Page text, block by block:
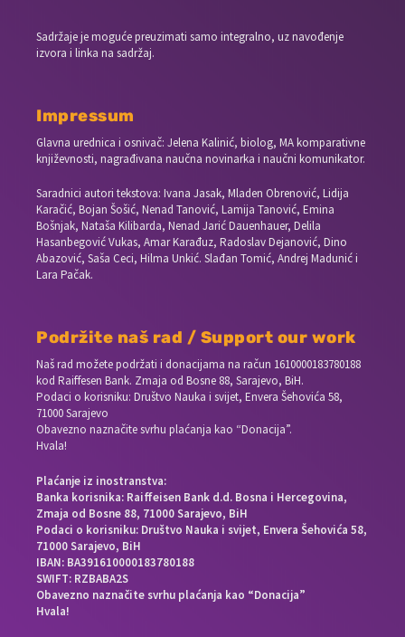
Sadržaje je moguće preuzimati samo integralno, uz navođenje
izvora i linka na sadržaj.
Impressum
Glavna urednica i osnivač: Jelena Kalinić, biolog, MA komparativne
književnosti, nagrađivana naučna novinarka i naučni komunikator.
Saradnici autori tekstova: Ivana Jasak, Mladen Obrenović, Lidija
Karačić, Bojan Šošić, Nenad Tanović, Lamija Tanović, Emina
Bošnjak, Nataša Kilibarda, Nenad Jarić Dauenhauer, Delila
Hasanbegović Vukas, Amar Karađuz, Radoslav Dejanović, Dino
Abazović, Saša Ceci, Hilma Unkić. Slađan Tomić, Andrej Madunić i
Lara Pačak.
Podržite naš rad / Support our work
Naš rad možete podržati i donacijama na račun 1610000183780188
kod Raiffesen Bank. Zmaja od Bosne 88, Sarajevo, BiH.
Podaci o korisniku: Društvo Nauka i svijet, Envera Šehovića 58,
71000 Sarajevo
Obavezno naznačite svrhu plaćanja kao “Donacija”.
Hvala!
Plaćanje iz inostranstva:
Banka korisnika: Raiffeisen Bank d.d. Bosna i Hercegovina,
Zmaja od Bosne 88, 71000 Sarajevo, BiH
Podaci o korisniku: Društvo Nauka i svijet, Envera Šehovića 58,
71000 Sarajevo, BiH
IBAN: BA391610000183780188
SWIFT: RZBABA2S
Obavezno naznačite svrhu plaćanja kao “Donacija”
Hvala!